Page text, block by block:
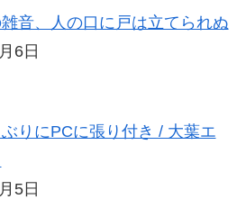
音、人の口に戸は立てられぬ
6日
りにPCに張り付き / 大葉エ
5日